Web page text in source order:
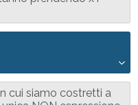
cui siamo costretti a